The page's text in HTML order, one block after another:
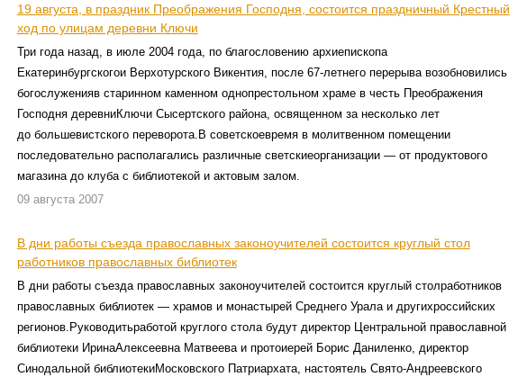
19 августа, в праздник Преображения Господня, состоится праздничный Крестный
ход по улицам деревни Ключи
Три года назад, в июле 2004 года, по благословению архиепископа
Екатеринбургскогои Верхотурского Викентия, после 67-летнего перерыва возобновились
богослуженияв старинном каменном однопрестольном храме в честь Преображения
Господня деревниКлючи Сысертского района, освященном за несколько лет
до большевистского переворота.В советскоевремя в молитвенном помещении
последовательно располагались различные светскиеорганизации — от продуктового
магазина до клуба с библиотекой и актовым залом.
09 августа 2007
В дни работы съезда православных законоучителей состоится круглый стол
работников православных библиотек
В дни работы съезда православных законоучителей состоится круглый столработников
православных библиотек — храмов и монастырей Среднего Урала и другихроссийских
регионов.Руководитьработой круглого стола будут директор Центральной православной
библиотеки ИринаАлексеевна Матвеева и протоиерей Борис Даниленко, директор
Синодальной библиотекиМосковского Патриархата, настоятель Свято-Андреевского